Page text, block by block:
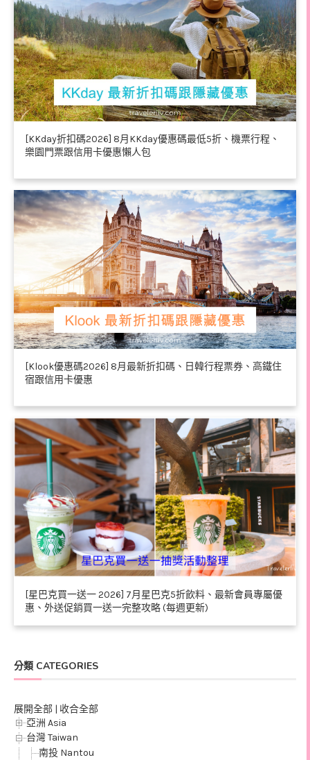
[KKday折扣碼2026] 8月KKday優惠碼最低5折、機票行程、
樂園門票跟信用卡優惠懶人包
[Klook優惠碼2026] 8月最新折扣碼、日韓行程票券、高鐵住
宿跟信用卡優惠
[星巴克買一送一 2026] 7月星巴克5折飲料、最新會員專屬優
惠、外送促銷買一送一完整攻略 (每週更新)
分類 CATEGORIES
展開全部 | 收合全部
亞洲 Asia
台灣 Taiwan
南投 Nantou